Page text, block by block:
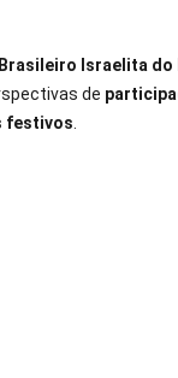
Israelita do
de
festivos